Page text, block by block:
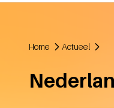
Home Actueel